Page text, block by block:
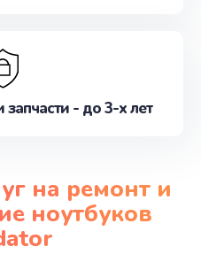
- до 3-х лет
на ремонт и
ноутбуков